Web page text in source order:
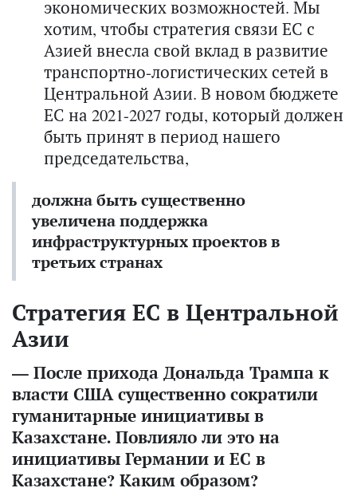
экономических возможностей. Мы
хотим, чтобы стратегия связи ЕС с
Азией внесла свой вклад в развитие
транспортно-логистических сетей в
Центральной Азии. В новом бюджете
ЕС на 2021-2027 годы, который должен
быть принят в период нашего
председательства,
должна быть существенно
увеличена поддержка
инфраструктурных проектов в
третьих странах
Стратегия ЕС в Центральной
Азии
— После прихода Дональда Трампа к
власти США существенно сократили
гуманитарные инициативы в
Казахстане. Повлияло ли это на
инициативы Германии и ЕС в
Казахстане? Каким образом?